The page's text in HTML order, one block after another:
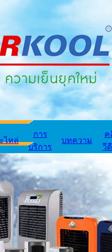
ไหล่
การ
บริการ
บทความ
ค
วี